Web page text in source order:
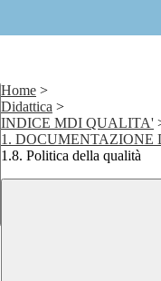
Home >
Didattica >
INDICE MDI QUALITA'
1. DOCUMENTAZIONE
1.8. Politica della qualità